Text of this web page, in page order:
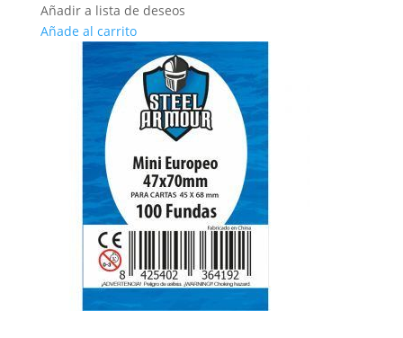
era:
2,50 €.
es:
1,75 €.
Añadir a lista de deseos
Añade al carrito